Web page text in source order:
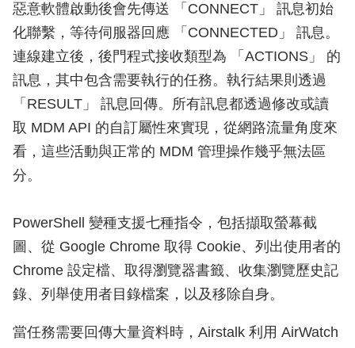
惡意軟體啟動後會先傳送 「CONNECT」 訊息初始
化聯繫，等待伺服器回應 「CONNECTED」 訊息。
連線建立後，後門程式接收類型為 「ACTIONS」 的
訊息，其中包含需要執行的任務。執行結果則透過
「RESULT」 訊息回傳。所有訊息都透過修改或讀
取 MDM API 的自訂屬性來實現，從網路流量角度來
看，這些活動與正常的 MDM 管理操作幾乎無法區
分。
PowerShell 變種支援七種指令，包括擷取螢幕截
圖、從 Google Chrome 取得 Cookie、列出使用者的
Chrome 設定檔、取得瀏覽器書籤、收集瀏覽歷史記
錄、列舉使用者目錄檔案，以及移除自身。
當任務需要回傳大量資料時，Airstalk 利用 AirWatch